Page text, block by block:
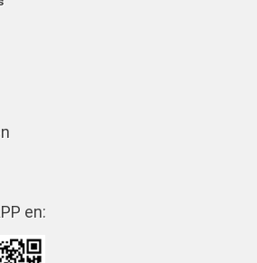
en: